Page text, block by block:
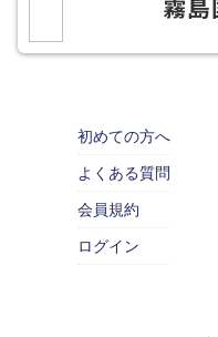
初めての方へ
よくある質問
会員規約
ログイン